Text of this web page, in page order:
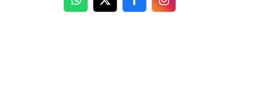
WhatsApp
TwitterFacebookFacebook